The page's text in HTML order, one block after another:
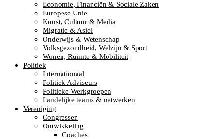
Economie, Financiën & Sociale Zaken
Europese Unie
Kunst, Cultuur & Media
Migratie & Asiel
Onderwijs & Wetenschap
Volksgezondheid, Welzijn & Sport
Wonen, Ruimte & Mobiliteit
Politiek
Internationaal
Politiek Adviseurs
Politieke Werkgroepen
Landelijke teams & netwerken
Vereniging
Congressen
Ontwikkeling
Coaches